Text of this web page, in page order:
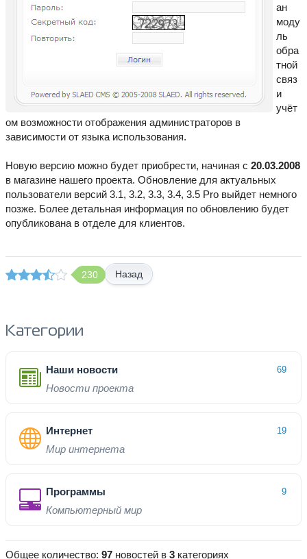
ан
моду
ль
обра
тной
связ
и
учёт
ом возможности отображения администраторов в
зависимости от языка использования.
Новую версию можно будет приобрести, начиная с 20.03.2008
в магазине нашего проекта. Обновление для актуальных
пользователи версий 3.1, 3.2, 3.3, 3.4, 3.5 Pro выйдет немного
позже. Более детальная информация по обновлению будет
опубликована в отделе для клиентов.
230 Назад
Категории
Наши новости 69
Новости проекта
Интернет 19
Мир интернета
Программы 9
Компьютерный мир
Общее количество: 97 новостей в 3 категориях